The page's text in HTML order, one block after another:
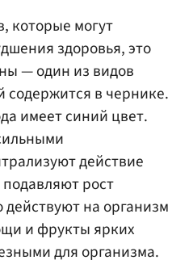
которые могут
здоровья, это
— один из видов
в чернике.
имеет синий цвет.
действие
рост
действуют на организм
и фрукты ярких
для организма.